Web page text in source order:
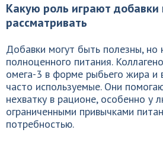
Какую роль играют добавки
рассматривать
Добавки могут быть полезны, но
полноценного питания.
омега-3 в форме рыбьего жира
часто используемые. Они
нехватку в рационе, особенно у
ограниченными привычками
потребностью.